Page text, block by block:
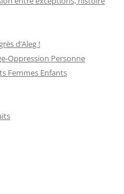
d’Aleg !
Oppression Personne
Femmes Enfants